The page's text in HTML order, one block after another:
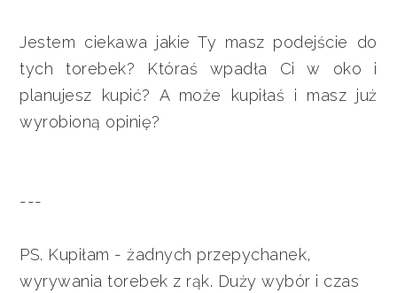
Jestem ciekawa jakie Ty masz podejście do
tych torebek? Któraś wpadła Ci w oko i
planujesz kupić? A może kupiłaś i masz już
wyrobioną opinię?
---
PS. Kupiłam - żadnych przepychanek,
wyrywania torebek z rąk. Duży wybór i czas